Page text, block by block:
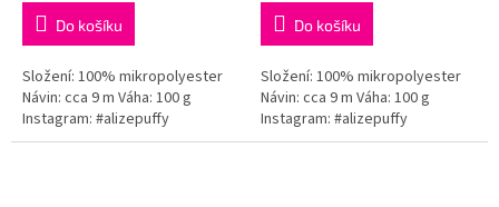
Do košíku
Složení: 100% mikropolyester
Návin: cca 9 m Váha: 100 g
Instagram: #alizepuffy
Do košíku
Složení: 100% mikropolyester
Návin: cca 9 m Váha: 100 g
Instagram: #alizepuffy